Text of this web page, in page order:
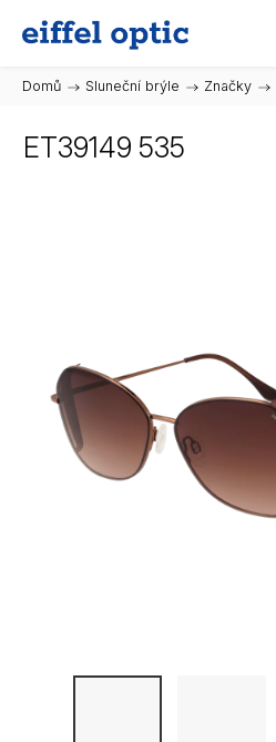
Domů / Sluneční brýle / Značky /
ET39149 535